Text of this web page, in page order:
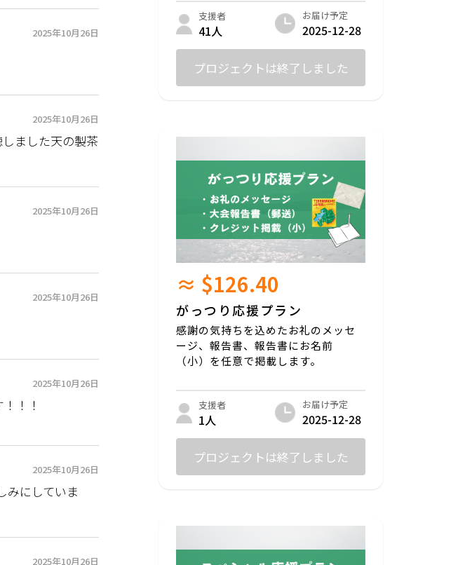
2025年10月26日
2025年10月26日
ました天の製茶
2025年10月26日
2025年10月26日
2025年10月26日
！！
2025年10月26日
みにしていま
2025年10月26日
支援者
41人
お届け予定
2025-12-28
プロジェクトは終了しました
≈ $126.40
がっつり応援プラン
感謝の気持ちを込めたお礼のメッセ
ージ、報告書、報告書にお名前
（小）を任意で掲載します。
支援者
1人
お届け予定
2025-12-28
プロジェクトは終了しました